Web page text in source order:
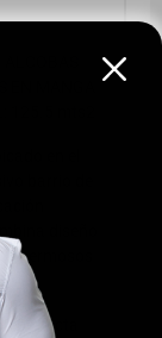
EN MANGA
125.5 mts2
en el
barrio de
diseño
hermosos
perfecta